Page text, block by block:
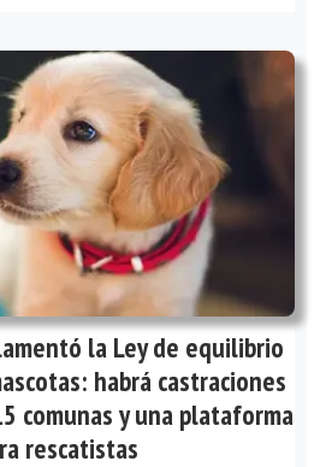
la Ley de equilibrio
habrá castraciones
comunas y una plataforma
rescatistas